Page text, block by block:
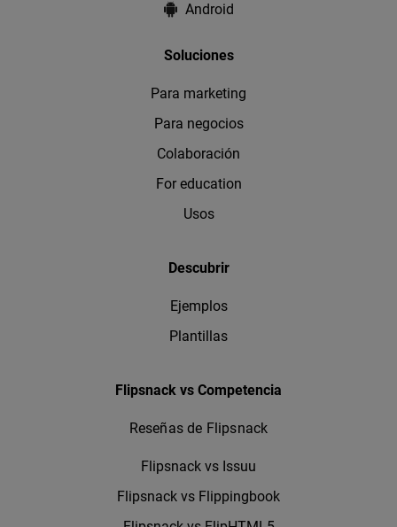
Android
Soluciones
Para marketing
Para negocios
Colaboración
For education
Usos
Descubrir
Ejemplos
Plantillas
Flipsnack vs Competencia
Reseñas de Flipsnack
Flipsnack vs Issuu
Flipsnack vs Flippingbook